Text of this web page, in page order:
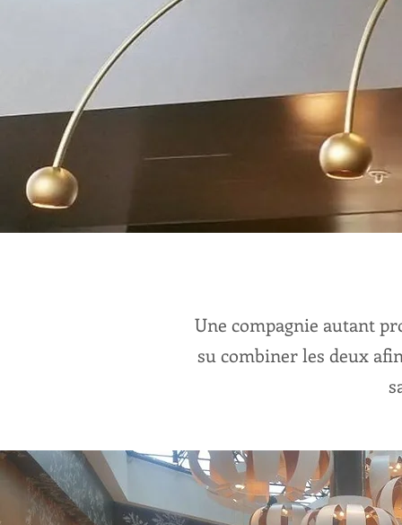
Une compagnie autant
su combiner les deux